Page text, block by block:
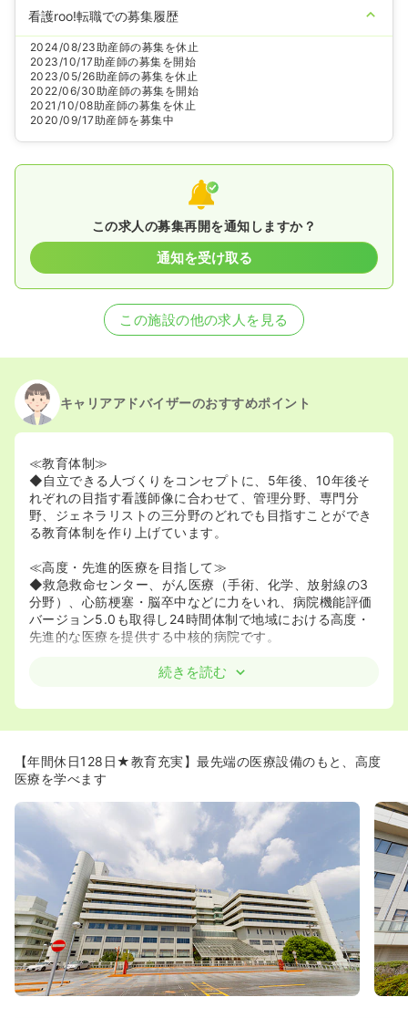
看護roo!転職での募集履歴
2024/08/23助産師の募集を休止
2023/10/17助産師の募集を開始
2023/05/26助産師の募集を休止
2022/06/30助産師の募集を開始
2021/10/08助産師の募集を休止
2020/09/17助産師を募集中
この求人の募集再開を通知しますか？
通知を受け取る
この施設の他の求人を見る
キャリアアドバイザーのおすすめポイント
≪教育体制≫
◆自立できる人づくりをコンセプトに、5年後、10年後そ
れぞれの目指す看護師像に合わせて、管理分野、専門分
野、ジェネラリストの三分野のどれでも目指すことができ
る教育体制を作り上げています。
≪高度・先進的医療を目指して≫
◆救急救命センター、がん医療（手術、化学、放射線の3
分野）、心筋梗塞・脳卒中などに力をいれ、病院機能評価
バージョン5.0も取得し24時間体制で地域における高度・
先進的な医療を提供する中核的病院です。
≪患者さまサービスと療養環境の充実≫
ま用図書室の整備、機能別外来センターの配置や外国人対
れています。
続きを読む
【年間休日128日★教育充実】最先端の医療設備のもと、高度
医療を学べます